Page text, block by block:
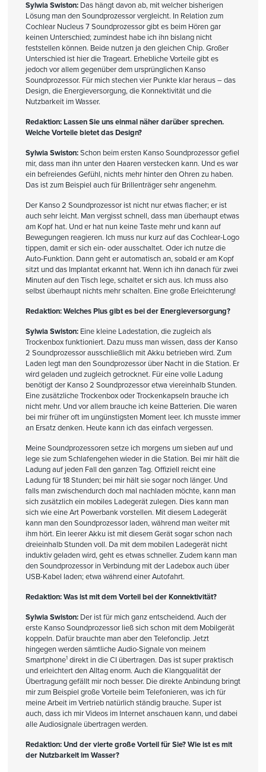
Sylwia Swiston: Das hängt davon ab, mit welcher bisherigen
Lösung man den Soundprozessor vergleicht. In Relation zum
Cochlear Nucleus 7 Soundprozessor gibt es beim Hören gar
keinen Unterschied; zumindest habe ich ihn bislang nicht
feststellen können. Beide nutzen ja den gleichen Chip. Großer
Unterschied ist hier die Trageart. Erhebliche Vorteile gibt es
jedoch vor allem gegenüber dem ursprünglichen Kanso
Soundprozessor. Für mich stechen vier Punkte klar heraus – das
Design, die Energieversorgung, die Konnektivität und die
Nutzbarkeit im Wasser.
Redaktion: Lassen Sie uns einmal näher darüber sprechen.
Welche Vorteile bietet das Design?
Sylwia Swiston:Schon beim ersten Kanso Soundprozessor gefiel
mir, dass man ihn unter den Haaren verstecken kann. Und es war
ein befreiendes Gefühl, nichts mehr hinter den Ohren zu haben.
Das ist zum Beispiel auch für Brillenträger sehr angenehm.
Der Kanso 2 Soundprozessor ist nicht nur etwas flacher; er ist
auch sehr leicht. Man vergisst schnell, dass man überhaupt etwas
am Kopf hat. Und er hat nun keine Taste mehr und kann auf
Bewegungen reagieren. Ich muss nur kurz auf das Cochlear-Logo
tippen, damit er sich ein- oder ausschaltet. Oder ich nutze die
Auto-Funktion. Dann geht er automatisch an, sobald er am Kopf
sitzt und das Implantat erkannt hat. Wenn ich ihn danach für zwei
Minuten auf den Tisch lege, schaltet er sich aus. Ich muss also
selbst überhaupt nichts mehr schalten. Eine große Erleichterung!
Redaktion: Welches Plus gibt es bei der Energieversorgung?
Sylwia Swiston: Eine kleine Ladestation, die zugleich als
Trockenbox funktioniert. Dazu muss man wissen, dass der Kanso
2 Soundprozessor ausschließlich mit Akku betrieben wird. Zum
Laden legt man den Soundprozessor über Nacht in die Station. Er
wird geladen und zugleich getrocknet. Für eine volle Ladung
benötigt der Kanso 2 Soundprozessor etwa viereinhalb Stunden.
Eine zusätzliche Trockenbox oder Trockenkapseln brauche ich
nicht mehr. Und vor allem brauche ich keine Batterien. Die waren
bei mir früher oft im ungünstigsten Moment leer. Ich musste immer
an Ersatz denken. Heute kann ich das einfach vergessen.
Meine Soundprozessoren setze ich morgens um sieben auf und
lege sie zum Schlafengehen wieder in die Station. Bei mir hält die
Ladung auf jeden Fall den ganzen Tag. Offiziell reicht eine
Ladung für 18 Stunden; bei mir hält sie sogar noch länger. Und
falls man zwischendurch doch mal nachladen möchte, kann man
sich zusätzlich ein mobiles Ladegerät zulegen. Dies kann man
sich wie eine Art Powerbank vorstellen. Mit diesem Ladegerät
kann man den Soundprozessor laden, während man weiter mit
ihm hört. Ein leerer Akku ist mit diesem Gerät sogar schon nach
dreieinhalb Stunden voll. Da mit dem mobilen Ladegerät nicht
induktiv geladen wird, geht es etwas schneller. Zudem kann man
den Soundprozessor in Verbindung mit der Ladebox auch über
USB-Kabel laden; etwa während einer Autofahrt.
Redaktion: Was ist mit dem Vorteil bei der Konnektivität?
Sylwia Swiston: Der ist für mich ganz entscheidend. Auch der
erste Kanso Soundprozessor ließ sich schon mit dem Mobilgerät
koppeln. Dafür brauchte man aber den Telefonclip. Jetzt
hingegen werden sämtliche Audio-Signale von meinem
Smartphone1direkt in die CI übertragen. Das ist super praktisch
und erleichtert den Alltag enorm. Auch die Klangqualität der
Übertragung gefällt mir noch besser. Die direkte Anbindung bringt
mir zum Beispiel große Vorteile beim Telefonieren, was ich für
meine Arbeit im Vertrieb natürlich ständig brauche. Super ist
auch, dass ich mir Videos im Internet anschauen kann, und dabei
alle Audiosignale übertragen werden.
Redaktion: Und der vierte große Vorteil für Sie? Wie ist es mit
der Nutzbarkeit im Wasser?